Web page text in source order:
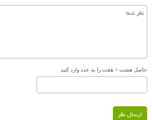
حاصل هشت + هفت را به عدد وارد کنید
ارسال نظر